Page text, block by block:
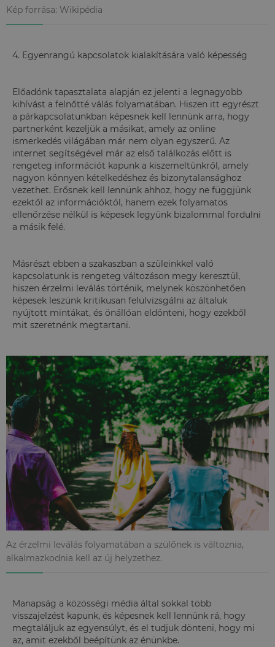
Kép forrása: Wikipédia
4. Egyenrangú kapcsolatok kialakítására való képesség
Előadónk tapasztalata alapján ez jelenti a legnagyobb
kihívást a felnőtté válás folyamatában. Hiszen itt egyrészt
a párkapcsolatunkban képesnek kell lennünk arra, hogy
partnerként kezeljük a másikat, amely az online
ismerkedés világában már nem olyan egyszerű. Az
internet segítségével már az első találkozás előtt is
rengeteg információt kapunk a kiszemeltünkről, amely
nagyon könnyen kételkedéshez és bizonytalansághoz
vezethet. Erősnek kell lennünk ahhoz, hogy ne függjünk
ezektől az információktól, hanem ezek folyamatos
ellenőrzése nélkül is képesek legyünk bizalommal fordulni
a másik felé.
Másrészt ebben a szakaszban a szüleinkkel való
kapcsolatunk is rengeteg változáson megy keresztül,
hiszen érzelmi leválás történik, melynek köszönhetően
képesek leszünk kritikusan felülvizsgálni az általuk
nyújtott mintákat, és önállóan eldönteni, hogy ezekből
mit szeretnénk megtartani.
Az érzelmi leválás folyamatában a szülőnek is változnia,
alkalmazkodnia kell az új helyzethez.
Manapság a közösségi média által sokkal több
visszajelzést kapunk, és képesnek kell lennünk rá, hogy
megtaláljuk az egyensúlyt, és el tudjuk dönteni, hogy mi
az, amit ezekből beépítünk az énünkbe.